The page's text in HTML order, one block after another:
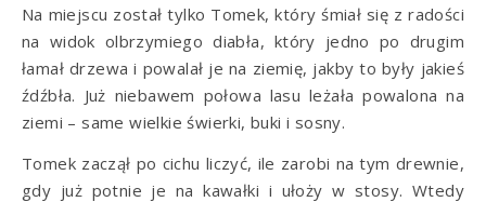
Na miejscu został tylko Tomek, który śmiał się z radości
na widok olbrzymiego diabła, który jedno po drugim
łamał drzewa i powalał je na ziemię, jakby to były jakieś
źdźbła. Już niebawem połowa lasu leżała powalona na
ziemi – same wielkie świerki, buki i sosny.
Tomek zaczął po cichu liczyć, ile zarobi na tym drewnie,
gdy już potnie je na kawałki i ułoży w stosy. Wtedy